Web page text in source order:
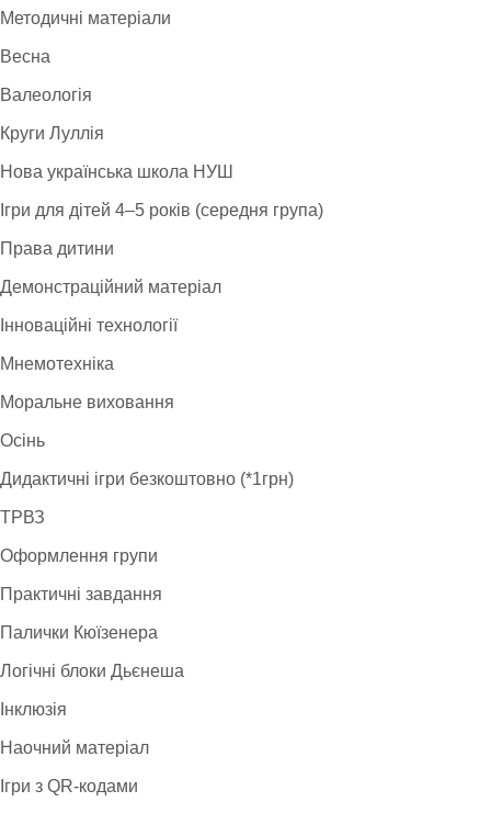
Методичні матеріали
Весна
Валеологія
Круги Луллія
Нова українська школа НУШ
Ігри для дітей 4–5 років (середня група)
Права дитини
Демонстраційний матеріал
Інноваційні технології
Мнемотехніка
Моральне виховання
Осінь
Дидактичні ігри безкоштовно (*1грн)
ТРВЗ
Оформлення групи
Практичні завдання
Палички Кюїзенера
Логічні блоки Дьєнеша
Інклюзія
Наочний матеріал
Ігри з QR-кодами